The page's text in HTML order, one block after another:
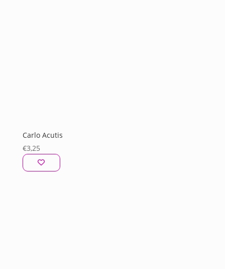
Carlo Acutis
€3,25